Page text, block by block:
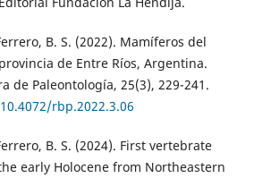
B. S. (2022). Mamíferos del
de Entre Ríos, Argentina.
de Paleontología, 25(3), 229-241.
rbp.2022.3.06
B. S. (2024). First vertebrate
early Holocene from Northeastern